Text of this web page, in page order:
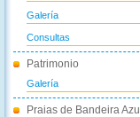
Galería
Consultas
Patrimonio
Galería
Praias de Bandeira Azul